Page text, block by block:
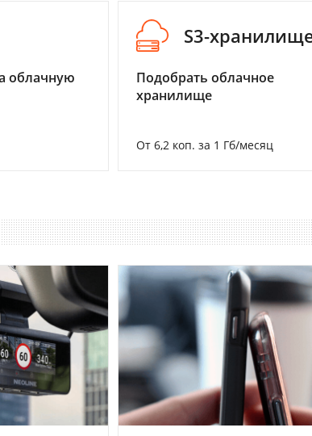
облачную
S3-
Подобрать облачное
хранилище
От 6,2 коп. за 1 Гб/месяц